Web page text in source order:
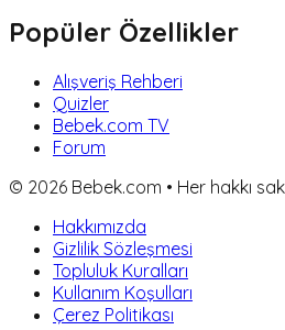
Popüler Özellikler
Alışveriş Rehberi
Quizler
Bebek.com TV
Forum
© 2026 Bebek.com • Her hakkı
Hakkımızda
Gizlilik Sözleşmesi
Topluluk Kuralları
Kullanım Koşulları
Çerez Politikası